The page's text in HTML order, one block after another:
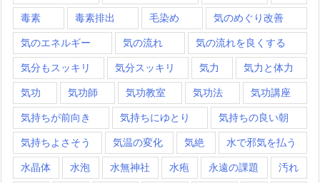
毒素 毒素排出 毛染め 気のめぐり改善
気のエネルギー 気の流れ 気の流れを良くする
気分もスッキリ 気分スッキリ 気力 気力と体力
気功 気功師 気功教室 気功法 気功講座
気持ちが前向き 気持ちにゆとり 気持ちの良い朝
気持ちよさそう 気温の変化 気絶 水で邪気を払う
水晶体 水泡 水無神社 水疱 永遠の課題 汚れ